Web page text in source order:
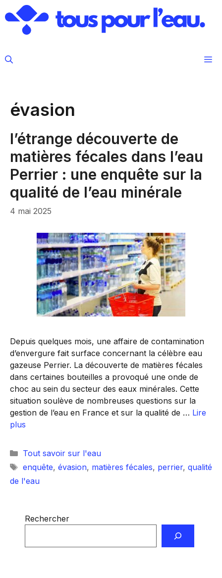
au
contenu
évasion
l’étrange découverte de
matières fécales dans l’eau
Perrier : une enquête sur la
qualité de l’eau minérale
4 mai 2025
Depuis quelques mois, une affaire de contamination
d’envergure fait surface concernant la célèbre eau
gazeuse Perrier. La découverte de matières fécales
dans certaines bouteilles a provoqué une onde de
choc au sein du secteur des eaux minérales. Cette
situation soulève de nombreuses questions sur la
gestion de l’eau en France et sur la qualité de … Lire
plus
Catégories
Tout savoir sur l'eau
Étiquettes
enquête, évasion, matières fécales, perrier, qualité
de l'eau
Rechercher